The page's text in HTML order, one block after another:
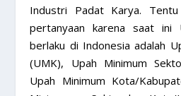
Industri Padat Karya.
pertanyaan karena saat ini
berlaku di Indonesia adalah
(UMK), Upah Minimum
Upah Minimum Kota/